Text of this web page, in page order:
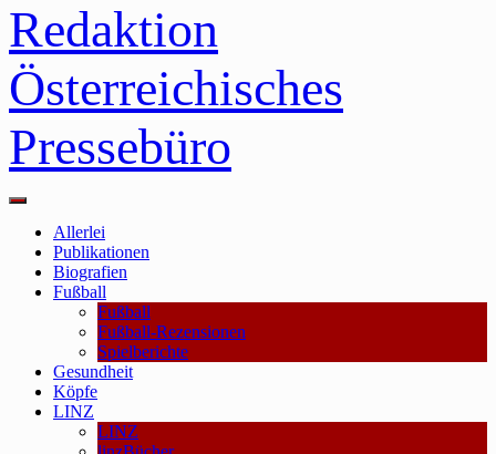
Redaktion
Österreichisches
Pressebüro
Main
Allerlei
Publikationen
Biografien
Fußball
Fußball
Fußball-Rezensionen
Spielberichte
Gesundheit
Köpfe
LINZ
LINZ